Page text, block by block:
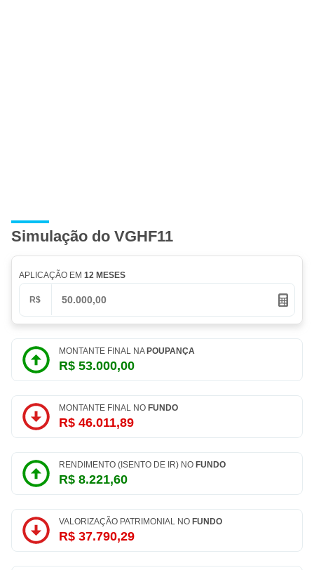
Simulação do VGHF11
APLICAÇÃO EM 12 MESES
R$
MONTANTE FINAL NA POUPANÇA
R$ 53.000,00
MONTANTE FINAL NO FUNDO
R$ 46.011,89
RENDIMENTO (ISENTO DE IR) NO FUNDO
R$ 8.221,60
VALORIZAÇÃO PATRIMONIAL NO FUNDO
R$ 37.790,29